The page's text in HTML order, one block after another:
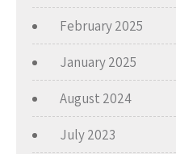
February 2025
January 2025
August 2024
July 2023